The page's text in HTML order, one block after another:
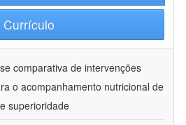
Currículo
comparativa de intervenções
o acompanhamento nutricional de
superioridade